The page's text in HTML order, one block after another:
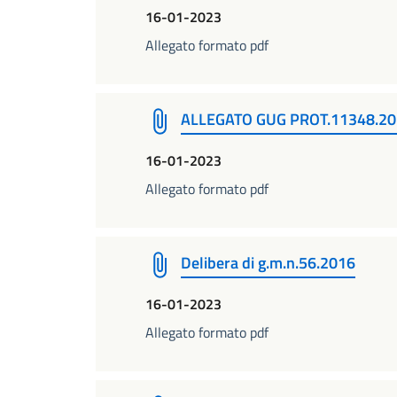
16-01-2023
Allegato formato pdf
ALLEGATO GUG
16-01-2023
Allegato formato pdf
Delibera di g.m.n.56.2016
16-01-2023
Allegato formato pdf